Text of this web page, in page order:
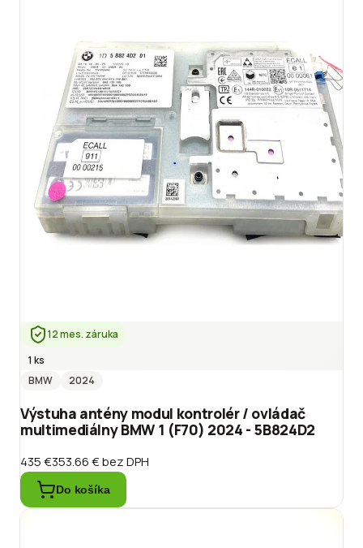
12 mes. záruka
1 ks
BMW
2024
Výstuha antény modul kontrolér / ovládač
multimediálny BMW 1 (F70) 2024 - 5B824D2
435 €353.66 €bez DPH
Do košíka